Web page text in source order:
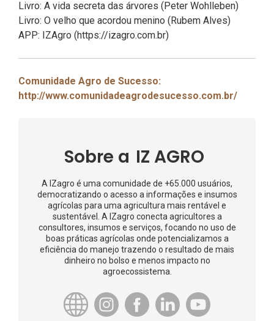
Livro: A vida secreta das árvores (Peter Wohlleben)
Livro: O velho que acordou menino (Rubem Alves)
APP: IZAgro (https://izagro.com.br)
Comunidade Agro de Sucesso:
http://www.comunidadeagrodesucesso.com.br/
Sobre a IZ AGRO
A IZagro é uma comunidade de +65.000 usuários,
democratizando o acesso a informações e insumos
agrícolas para uma agricultura mais rentável e
sustentável. A IZagro conecta agricultores a
consultores, insumos e serviços, focando no uso de
boas práticas agrícolas onde potencializamos a
eficiência do manejo trazendo o resultado de mais
dinheiro no bolso e menos impacto no
agroecossistema.